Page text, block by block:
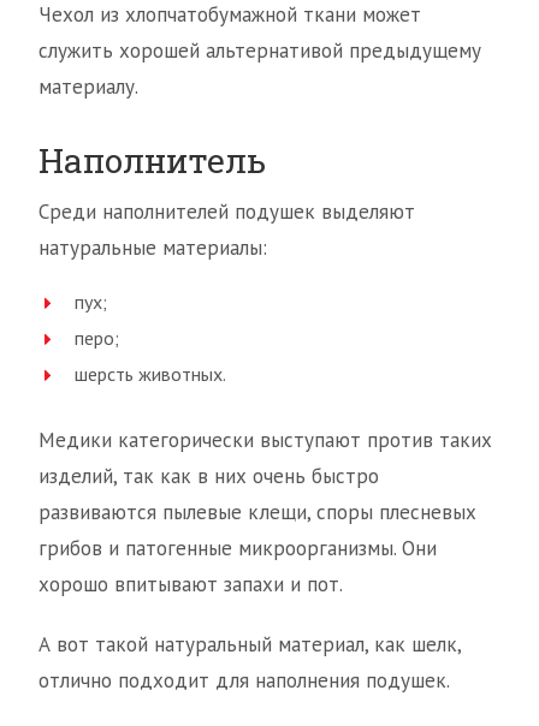
Чехол из хлопчатобумажной ткани может
служить хорошей альтернативой предыдущему
материалу.
Наполнитель
Среди наполнителей подушек выделяют
натуральные материалы:
пух;
перо;
шерсть животных.
Медики категорически выступают против таких
изделий, так как в них очень быстро
развиваются пылевые клещи, споры плесневых
грибов и патогенные микроорганизмы. Они
хорошо впитывают запахи и пот.
А вот такой натуральный материал, как шелк,
отлично подходит для наполнения подушек.